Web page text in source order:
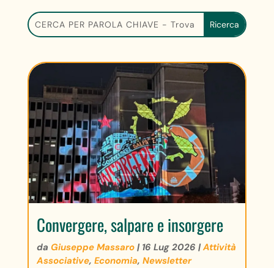
Convergere, salpare e insorgere
da Giuseppe Massaro| 16 Lug 2026 |Attività
Associative, Economia, Newsletter